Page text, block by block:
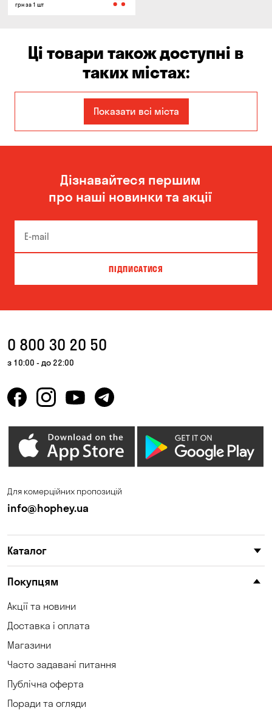
грн за 1 шт
Ці товари також доступні в
таких містах:
Кам'янське Київ
Одеса Олександрівка
Чорноморськ
Показати всі міста
Дізнавайтеся першим
про наші новинки та акції
ПІДПИСАТИСЯ
0 800 30 20 50
з 10:00 - до 22:00
Для комерційних пропозицій
info@hophey.ua
Каталог
Покупцям
Акції та новини
Доставка і оплата
Магазини
Часто задавані питання
Публічна оферта
Поради та огляди